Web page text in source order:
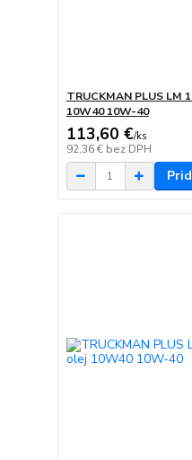
TRUCKMAN PLUS
10W40 10W-40
113,60 €/ks
92,36 € bez DPH